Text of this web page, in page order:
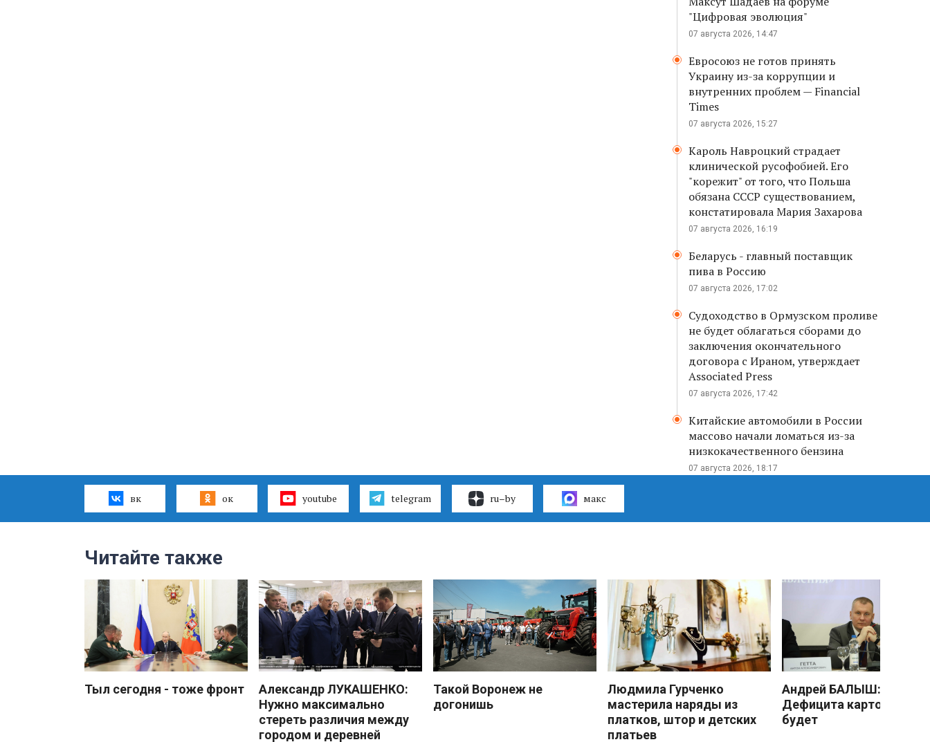
"Цифровая эволюция"
07 августа 2026, 14:47
Евросоюз не готов принять
Украину из-за коррупции и
внутренних проблем — Financial
Times
07 августа 2026, 15:27
Кароль Навроцкий страдает
клинической русофобией. Его
"корежит" от того, что Польша
обязана СССР существованием,
констатировала Мария Захарова
07 августа 2026, 16:19
Беларусь - главный поставщик
пива в Россию
07 августа 2026, 17:02
Судоходство в Ормузском проливе
не будет облагаться сборами до
заключения окончательного
договора с Ираном, утверждает
Associated Press
07 августа 2026, 17:42
Китайские автомобили в России
массово начали ломаться из-за
низкокачественного бензина
07 августа 2026, 18:17
вк ок youtube telegram ru–by макс
Читайте также
Тыл сегодня - тоже фронт
Александр ЛУКАШЕНКО:
Нужно максимально
стереть различия между
городом и деревней
Такой Воронеж не
догонишь
Людмила Гурченко
мастерила наряды из
платков, штор и детских
платьев
Андрей БАЛЫШ:
Дефицита картофеля не
будет